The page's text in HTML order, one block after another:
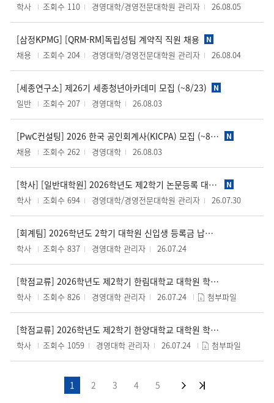
학사 조회수 110 경영대학/경영전문대학원 관리자 26.08.05
[삼정KPMG] [QRM-RM]독립성팀 계약직 직원 채용 N
채용 조회수 204 경영대학/경영전문대학원 관리자 26.08.04
[세종연구소] 제26기 세종청년아카데미 모집 (~8/23) N
일반 조회수 207 경영대학 26.08.03
[PwC컨설팅] 2026 한국 공인회계사(KICPA) 모집 (~8/24) N
채용 조회수 262 경영대학 26.08.03
[학사] [일반대학원] 2026학년도 제2학기 논문등록 대상자의 연구등록 전환 신청 안내 N
학사 조회수 694 경영대학/경영전문대학원 관리자 26.07.30
[회계팀] 2026학년도 2학기 대학원 신입생 등록금 납부 안내 (추가등록)
학사 조회수 837 경영대학 관리자 26.07.24
[학점교류] 2026학년도 제2학기 한림대학교 대학원 학점교류 시행 안내
학사 조회수 826 경영대학 관리자 26.07.24 첨부파일
[학점교류] 2026학년도 제2학기 한양대학교 대학원 학점교류 시행 안내
학사 조회수 1059 경영대학 관리자 26.07.24 첨부파일
1 2 3 4 5